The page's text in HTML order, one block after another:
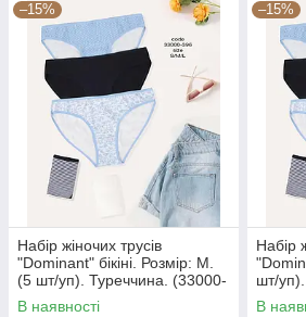
–15%
Набір жіночих трусів
"Dominant" бікіні. Розмір: M.
(5 шт/уп). Туреччина. (33000-
396)
В наявності
–15%
Набір
шт/
396)
В